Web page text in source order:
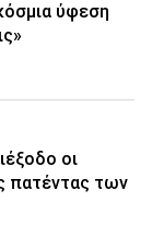
ύφεση
οι
πατέντας των